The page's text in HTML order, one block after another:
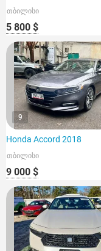
თბილისი
5 800 $
9
Honda Accord 2018
თბილისი
9 000 $